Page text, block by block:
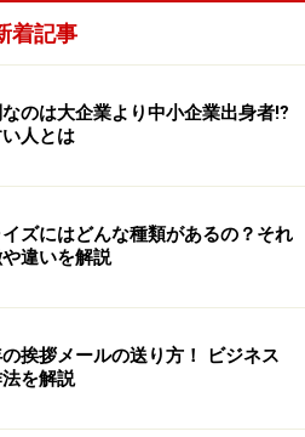
着記事
のは大企業より中小企業出身者⁉
人とは
ズにはどんな種類があるの？それ
違いを解説
挨拶メールの送り方！ ビジネス
を解説